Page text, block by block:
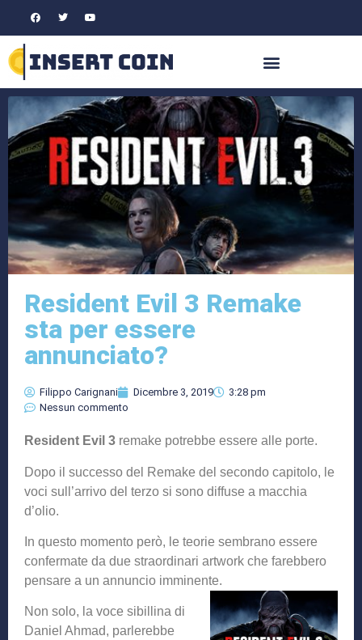
Resident Evil 3 Remake
sta per essere
annunciato?
Filippo Carignani Dicembre 3, 2019
3:28 pm
Nessun commento
Resident Evil 3 remake potrebbe essere alle porte.
Dopo il successo del Remake del secondo capitolo, le
voci sull’arrivo del terzo si sono diffuse a macchia
d’olio.
In questo momento però, le teorie sembrano essere
confermate da due straordinari artwork che farebbero
pensare a un annuncio imminente.
Non solo, la voce sibillina di
Daniel Ahmad, parlerebbe